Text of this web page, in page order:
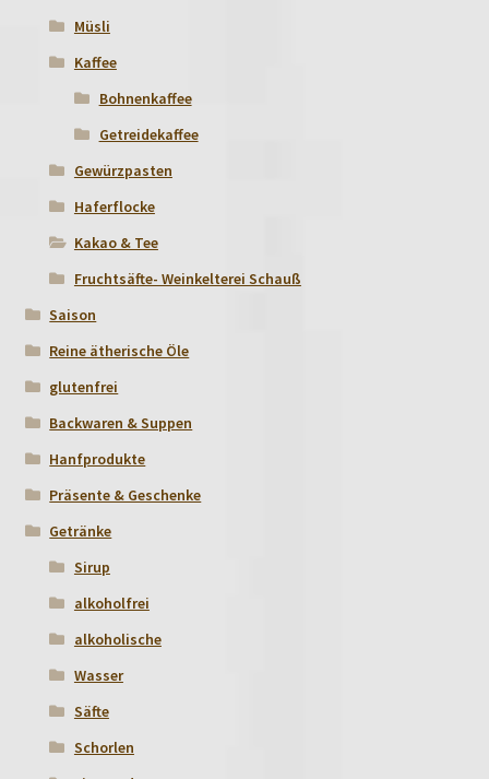
Müsli
Kaffee
Bohnenkaffee
Getreidekaffee
Gewürzpasten
Haferflocke
Kakao & Tee
Fruchtsäfte- Weinkelterei Schauß
Saison
Reine ätherische Öle
glutenfrei
Backwaren & Suppen
Hanfprodukte
Präsente & Geschenke
Getränke
Sirup
alkoholfrei
alkoholische
Wasser
Säfte
Schorlen